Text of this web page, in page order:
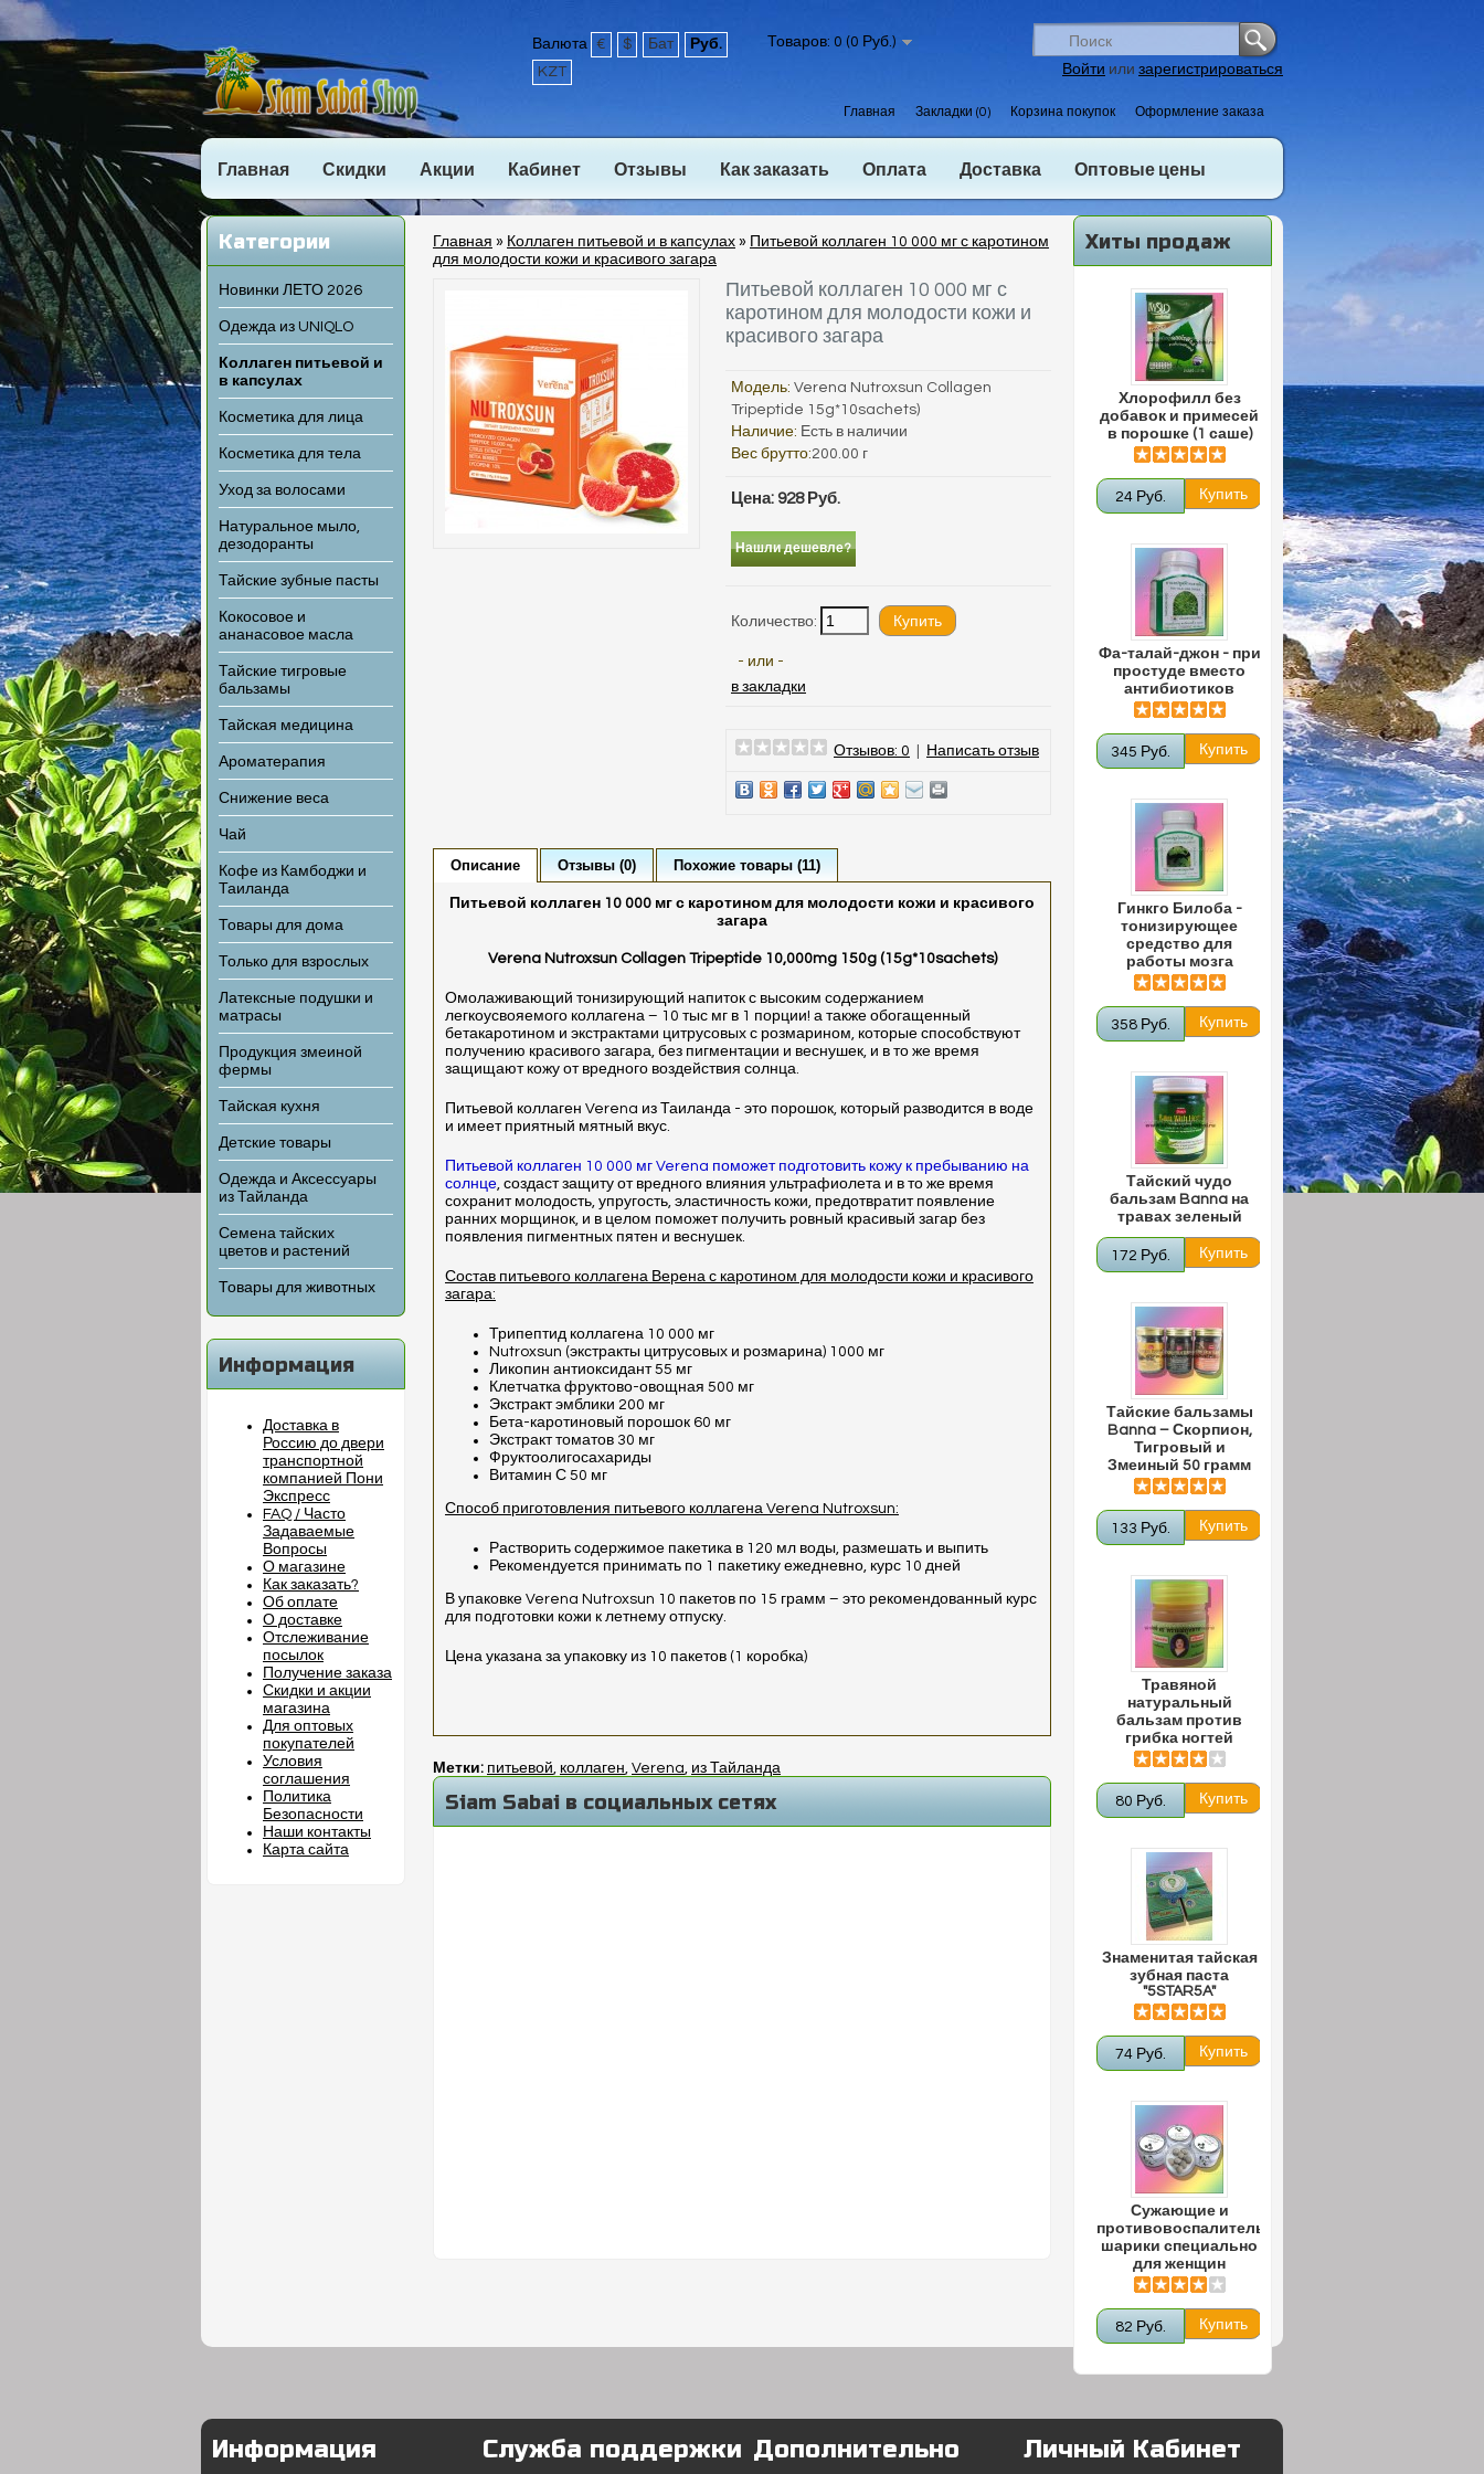
Валюта € $ Бат
Руб.
KZT
Товаров: 0 (0 Руб.)
Войти или зарегистрироваться
Главная Закладки (0) Корзина покупок Оформление заказа
Главная Скидки Акции Кабинет Отзывы Как заказать Оплата Доставка Оптовые цены
Категории
Новинки ЛЕТО 2026
Одежда из UNIQLO
Коллаген питьевой и
в капсулах
Косметика для лица
Косметика для тела
Уход за волосами
Натуральное мыло,
дезодоранты
Тайские зубные пасты
Кокосовое и
ананасовое масла
Тайские тигровые
бальзамы
Тайская медицина
Ароматерапия
Снижение веса
Чай
Кофе из Камбоджи и
Таиланда
Товары для дома
Только для взрослых
Латексные подушки и
матрасы
Продукция змеиной
фермы
Тайская кухня
Детские товары
Одежда и Аксессуары
из Тайланда
Семена тайских
цветов и растений
Товары для животных
Информация
Доставка в
Россию до двери
транспортной
компанией Пони
Экспресс
FAQ / Часто
Задаваемые
Вопросы
О магазине
Как заказать?
Об оплате
О доставке
Отслеживание
посылок
Получение заказа
Скидки и акции
магазина
Для оптовых
покупателей
Условия
соглашения
Политика
Безопасности
Наши контакты
Карта сайта
Хиты продаж
Хлорофилл без
добавок и примесей
в порошке (1 саше)
24 Руб.
Фа-талай-джон - при
простуде вместо
антибиотиков
345 Руб.
Гинкго Билоба -
тонизирующее
средство для
работы мозга
358 Руб.
Тайский чудо
бальзам Banna на
травах зеленый
172 Руб.
Тайские бальзамы
Banna – Скорпион,
Тигровый и
Змеиный 50 грамм
133 Руб.
Травяной
натуральный
бальзам против
грибка ногтей
80 Руб.
Знаменитая тайская
зубная паста
"5STAR5A"
74 Руб.
Сужающие и
противовоспалительные
шарики специально
для женщин
82 Руб.
Главная » Коллаген питьевой и в капсулах »
Питьевой коллаген 10 000 мг с каротином
для молодости кожи и красивого загара
Питьевой коллаген 10 000 мг с
каротином для молодости кожи и
красивого загара
Модель: Verena Nutroxsun Collagen
Tripeptide 15g*10sachets)
Наличие: Есть в наличии
Вес брутто:200.00 г
Цена: 928 Руб.
Нашли дешевле?
Количество:
- или -
в закладки
Отзывов: 0 Написать отзыв
Описание Отзывы (0) Похожие товары (11)
Питьевой коллаген 10 000 мг с каротином для молодости кожи и красивого
загара
Verena Nutroxsun Collagen Tripeptide 10,000mg 150g (15g*10sachets)
Омолаживающий тонизирующий напиток с высоким содержанием
легкоусвояемого коллагена – 10 тыс мг в 1 порции! а также обогащенный
бетакаротином и экстрактами цитрусовых с розмарином, которые способствуют
получению красивого загара, без пигментации и веснушек, и в то же время
защищают кожу от вредного воздействия солнца.
Питьевой коллаген Verena из Таиланда - это порошок, который разводится в воде
и имеет приятный мятный вкус.
Питьевой коллаген 10 000 мг Verena поможет подготовить кожу к пребыванию на
солнце, создаст защиту от вредного влияния ультрафиолета и в то же время
сохранит молодость, упругость, эластичность кожи, предотвратит появление
ранних морщинок, и в целом поможет получить ровный красивый загар без
появления пигментных пятен и веснушек.
Состав питьевого коллагена Верена с каротином для молодости кожи и красивого
загара:
Трипептид коллагена 10 000 мг
Nutroxsun (экстракты цитрусовых и розмарина) 1000 мг
Ликопин антиоксидант 55 мг
Клетчатка фруктово-овощная 500 мг
Экстракт эмблики 200 мг
Бета-каротиновый порошок 60 мг
Экстракт томатов 30 мг
Фруктоолигосахариды
Витамин С 50 мг
Способ приготовления питьевого коллагена Verena Nutroxsun:
Растворить содержимое пакетика в 120 мл воды, размешать и выпить
Рекомендуется принимать по 1 пакетику ежедневно, курс 10 дней
В упаковке Verena Nutroxsun 10 пакетов по 15 грамм – это рекомендованный курс
для подготовки кожи к летнему отпуску.
Цена указана за упаковку из 10 пакетов (1 коробка)
Метки: питьевой, коллаген, Verena, из Тайланда
Siam Sabai в социальных сетях
Информация Служба поддержки Дополнительно Личный Кабинет